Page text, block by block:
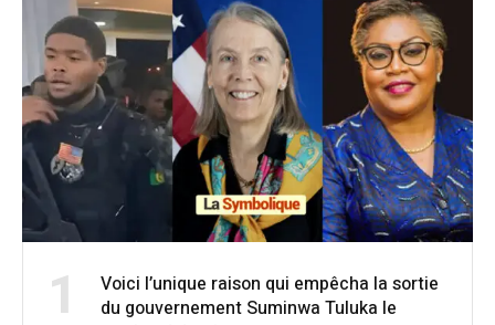
1
Voici l’unique raison qui empêcha la sortie
du gouvernement Suminwa Tuluka le